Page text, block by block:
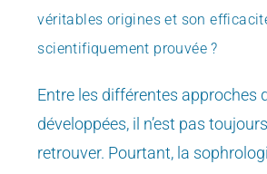
véritables origines et son
scientifiquement prouvée ?
Entre les différentes approches
développées, il n’est pas
retrouver. Pourtant, la